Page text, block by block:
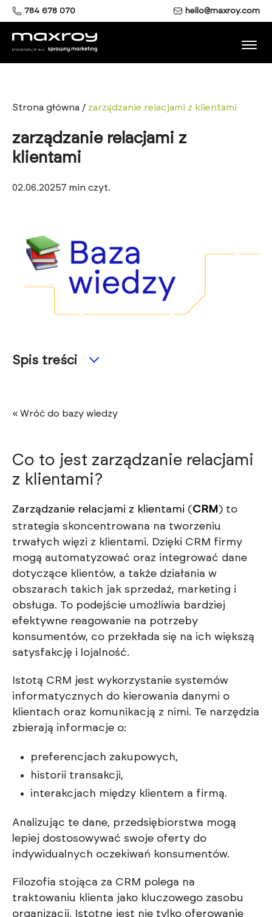
784 678 070 hello@maxroy.com
Strona główna / zarządzanie relacjami z klientami
zarządzanie relacjami z
klientami
02.06.20257 min czyt.
Spis treści
« Wróć do bazy wiedzy
Co to jest zarządzanie relacjami
z klientami?
Zarządzanie relacjami z klientami (CRM ) to
strategia skoncentrowana na tworzeniu
trwałych więzi z klientami. Dzięki CRM firmy
mogą automatyzować oraz integrować dane
dotyczące klientów, a także działania w
obszarach takich jak sprzedaż, marketing i
obsługa. To podejście umożliwia bardziej
efektywne reagowanie na potrzeby
konsumentów, co przekłada się na ich większą
satysfakcję i lojalność.
Istotą CRM jest wykorzystanie systemów
informatycznych do kierowania danymi o
klientach oraz komunikacją z nimi. Te narzędzia
zbierają informacje o:
preferencjach zakupowych,
historii transakcji,
interakcjach między klientem a firmą.
Analizując te dane, przedsiębiorstwa mogą
lepiej dostosowywać swoje oferty do
indywidualnych oczekiwań konsumentów.
Filozofia stojąca za CRM polega na
traktowaniu klienta jako kluczowego zasobu
organizacji. Istotne jest nie tylko oferowanie